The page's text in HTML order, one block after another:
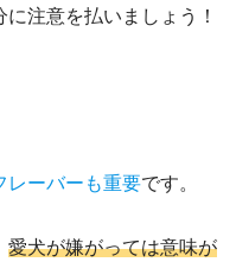
注意を払いましょう！
レーバーも重要です。
愛犬が嫌がっては意味が